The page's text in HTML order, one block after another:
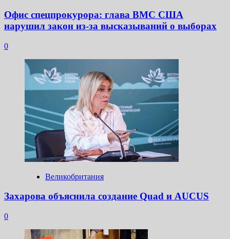
Офис спецпрокурора: глава ВМС США
нарушил закон из-за высказываний о выборах
0
Великобритания
Захарова объяснила создание Quad и AUCUS
0